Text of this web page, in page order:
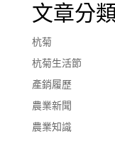
文章分
杭菊
杭菊生活節
產銷履歷
農業新聞
農業知識